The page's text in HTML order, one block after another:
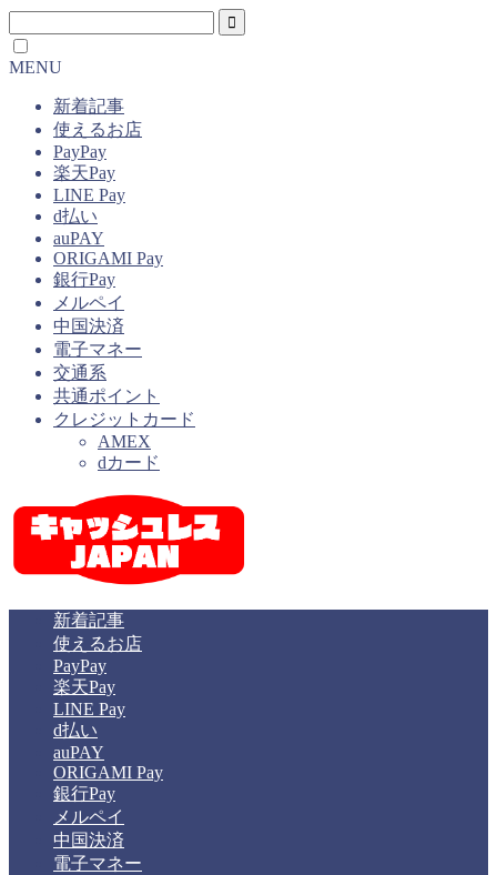
MENU
新着記事
使えるお店
PayPay
楽天Pay
LINE Pay
d払い
auPAY
ORIGAMI Pay
銀行Pay
メルペイ
中国決済
電子マネー
交通系
共通ポイント
クレジットカード
AMEX
dカード
新着記事
使えるお店
PayPay
楽天Pay
LINE Pay
d払い
auPAY
ORIGAMI Pay
銀行Pay
メルペイ
中国決済
電子マネー